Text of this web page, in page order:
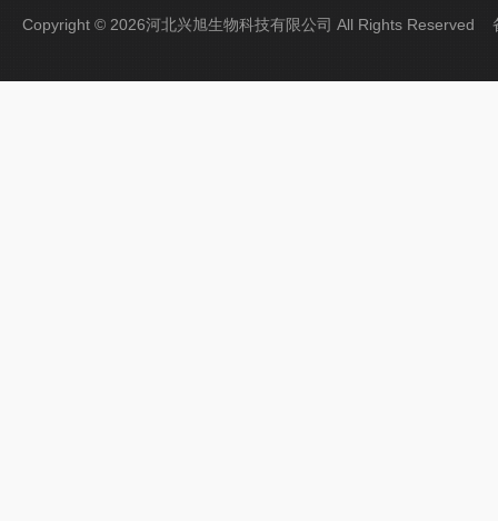
Copyright © 2026河北兴旭生物科技有限公司 All Rights Reserved